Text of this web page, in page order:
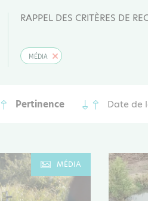
RAPPEL DES CRITÈRES DE
MÉDIA
Pertinence Date de
MÉDIA